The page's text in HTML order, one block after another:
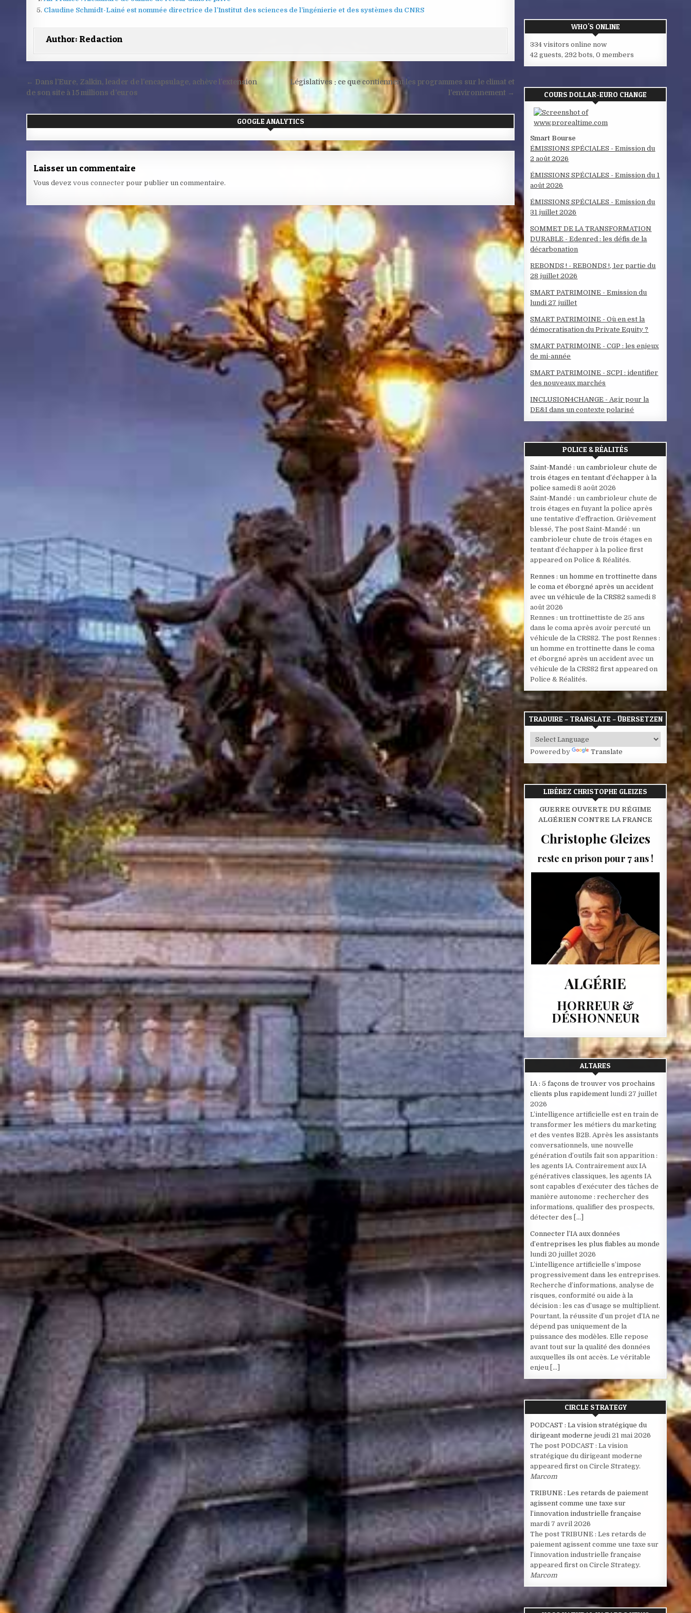
Claudine Schmidt-Lainé est nommée directrice de l’Institut des sciences de l’ingénierie et des systèmes du CNRS
Author: Redaction
Navigation
de
l’article
Législatives : ce que contiennent les programmes sur le climat et
l’environnement →
← Dans l’Eure, Zalkin, leader de l’encapsulage, achève l’extension
de son site à 15 millions d’euros
GOOGLE ANALYTICS
Laisser un commentaire
Vous devezvous connecter pour publier un commentaire.
WHO'S ONLINE
334 visitors online now
42 guests, 292 bots, 0 members
COURS DOLLAR-EURO CHANGE
Smart Bourse
ÉMISSIONS SPÉCIALES - Emission du
2 août 2026
ÉMISSIONS SPÉCIALES - Emission du 1
août 2026
ÉMISSIONS SPÉCIALES - Emission du
31 juillet 2026
SOMMET DE LA TRANSFORMATION
DURABLE - Edenred : les défis de la
décarbonation
REBONDS ! - REBONDS !, 1er partie du
28 juillet 2026
SMART PATRIMOINE - Emission du
lundi 27 juillet
SMART PATRIMOINE - Où en est la
démocratisation du Private Equity ?
SMART PATRIMOINE - CGP : les enjeux
de mi-année
SMART PATRIMOINE - SCPI : identifier
des nouveaux marchés
INCLUSION4CHANGE - Agir pour la
DE&I dans un contexte polarisé
POLICE & RÉALITÉS
Saint-Mandé : un cambrioleur chute de
trois étages en tentant d’échapper à la
police samedi 8 août 2026
Saint-Mandé : un cambrioleur chute de
trois étages en fuyant la police après
une tentative d’effraction. Grièvement
blessé, The post Saint-Mandé : un
cambrioleur chute de trois étages en
tentant d’échapper à la police first
appeared on Police & Réalités.
Rennes : un homme en trottinette dans
le coma et éborgné après un accident
avec un véhicule de la CRS82 samedi 8
août 2026
Rennes : un trottinettiste de 25 ans
dans le coma après avoir percuté un
véhicule de la CRS82. The post Rennes :
un homme en trottinette dans le coma
et éborgné après un accident avec un
véhicule de la CRS82 first appeared on
Police & Réalités.
TRADUIRE – TRANSLATE – ÜBERSETZEN
Powered by Translate
LIBÉREZ CHRISTOPHE GLEIZES
GUERRE OUVERTE DU RÉGIME
ALGÉRIEN CONTRE LA FRANCE
Christophe Gleizes
reste en prison pour 7 ans !
ALGÉRIE
HORREUR &
DÉSHONNEUR
ALTARES
IA : 5 façons de trouver vos prochains
clients plus rapidement lundi 27 juillet
2026
L’intelligence artificielle est en train de
transformer les métiers du marketing
et des ventes B2B. Après les assistants
conversationnels, une nouvelle
génération d’outils fait son apparition :
les agents IA. Contrairement aux IA
génératives classiques, les agents IA
sont capables d’exécuter des tâches de
manière autonome : rechercher des
informations, qualifier des prospects,
détecter des […]
Connecter l’IA aux données
d’entreprises les plus fiables au monde
lundi 20 juillet 2026
L’intelligence artificielle s’impose
progressivement dans les entreprises.
Recherche d’informations, analyse de
risques, conformité ou aide à la
décision : les cas d’usage se multiplient.
Pourtant, la réussite d’un projet d’IA ne
dépend pas uniquement de la
puissance des modèles. Elle repose
avant tout sur la qualité des données
auxquelles ils ont accès. Le véritable
enjeu […]
CIRCLE STRATEGY
PODCAST : La vision stratégique du
dirigeant moderne jeudi 21 mai 2026
The post PODCAST : La vision
stratégique du dirigeant moderne
appeared first on Circle Strategy.
Marcom
TRIBUNE : Les retards de paiement
agissent comme une taxe sur
l’innovation industrielle française
mardi 7 avril 2026
The post TRIBUNE : Les retards de
paiement agissent comme une taxe sur
l’innovation industrielle française
appeared first on Circle Strategy.
Marcom